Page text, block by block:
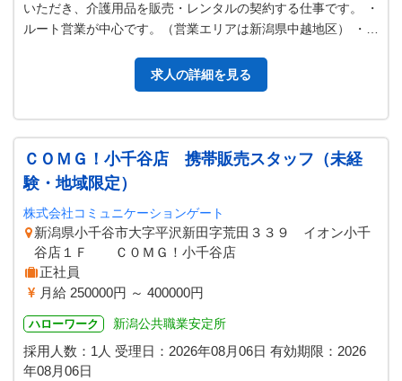
いただき、介護用品を販売・レンタルの契約する仕事です。 ・
ルート営業が中心です。（営業エリアは新潟県中越地区） ・ノ
求人の詳細を見る
ＣＯＭＧ！小千谷店 携帯販売スタッフ（未経
験・地域限定）
株式会社コミュニケーションゲート
新潟県小千谷市大字平沢新田字荒田３３９ イオン小千
谷店１Ｆ Ｃ０ＭＧ！小千谷店
正社員
月給 250000円 ～ 400000円
ハローワーク 新潟公共職業安定所
採用人数：1人 受理日： 2026年08月06日 有効期限： 2026
年08月06日